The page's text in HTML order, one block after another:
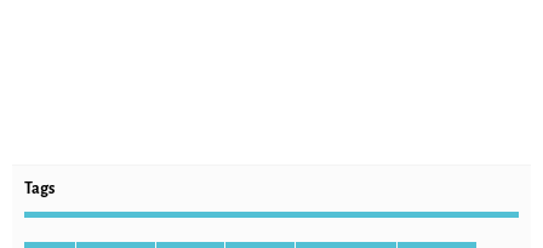
Tags